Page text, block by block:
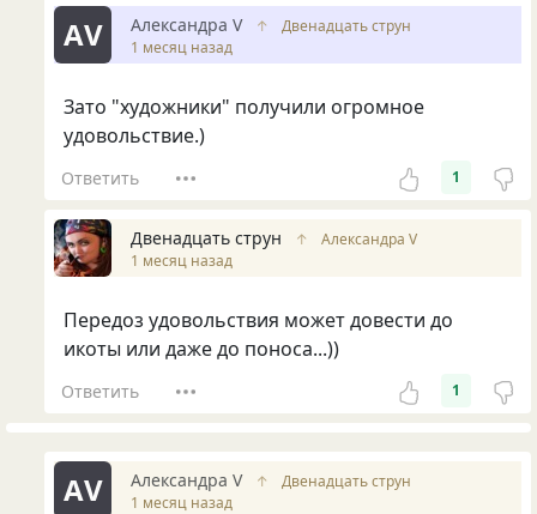
АV Александра V ↑
Двенадцать струн
1 месяц назад
Зато "художники" получили огромное
удовольствие.)
Ответить 1
Двенадцать струн ↑
Александра V
1 месяц назад
Передоз удовольствия может довести до
икоты или даже до поноса...))
Ответить 1
АV Александра V ↑
Двенадцать струн
1 месяц назад